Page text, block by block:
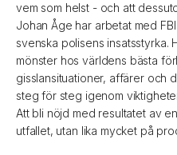
vem som helst - och att
Johan Åge har arbetat med
svenska polisens insatsstyrka.
mönster hos världens bästa
gisslansituationer, affärer och
steg för steg igenom
Att bli nöjd med resultatet av
utfallet, utan lika mycket på